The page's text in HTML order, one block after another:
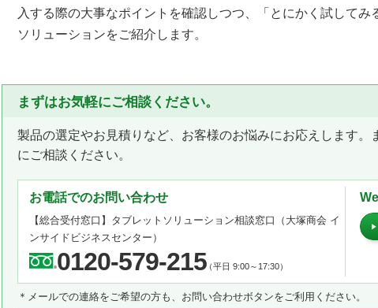
入する際の大事なポイントを確認しつつ、「とにかく試してみ
ソリューションをご紹介します。
まずはお気軽にご相談ください。
製品の選定やお見積りなど、お客様のお悩みにお応えします。
にご相談ください。
お電話でのお問い合わせ
【総合受付窓口】 タブレットソリューション相談窓口
（大塚商会 イ
ンサイドビジネスセンター）
0120-579-215（平日 9:00～17:30）
＊メールでの連絡をご希望の方も、お問い合わせボタンをご利用ください。